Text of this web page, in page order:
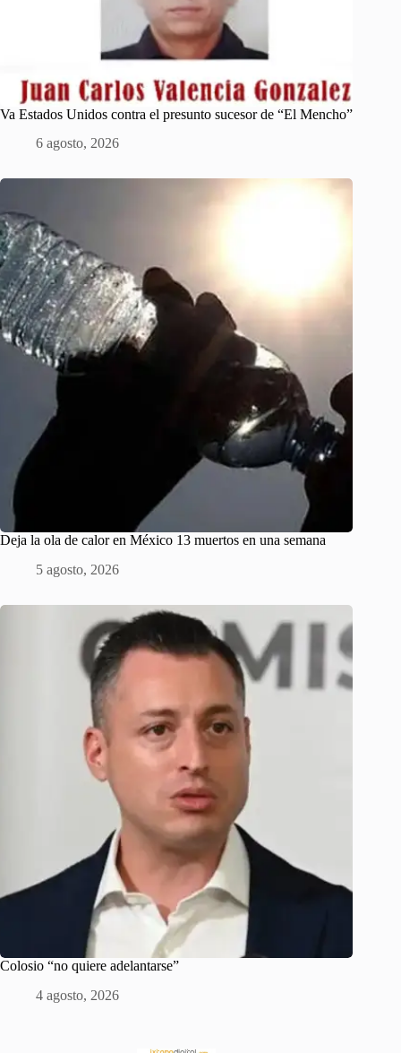
Va Estados Unidos contra el presunto sucesor de “El Mencho”
6 agosto, 2026
Deja la ola de calor en México 13 muertos en una semana
5 agosto, 2026
Colosio “no quiere adelantarse”
4 agosto, 2026